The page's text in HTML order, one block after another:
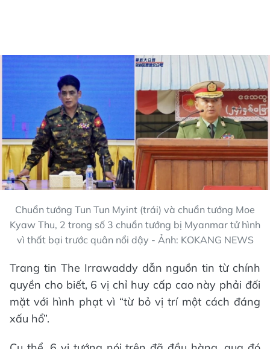
Chuẩn tướng Tun Tun Myint (trái) và chuẩn tướng Moe
Kyaw Thu, 2 trong số 3 chuẩn tướng bị Myanmar tử hình
vì thất bại trước quân nổi dậy - Ảnh: KOKANG NEWS
Trang tin The Irrawaddy dẫn nguồn tin từ chính
quyền cho biết, 6 vị chỉ huy cấp cao này phải đối
mặt với hình phạt vì “từ bỏ vị trí một cách đáng
xấu hổ”.